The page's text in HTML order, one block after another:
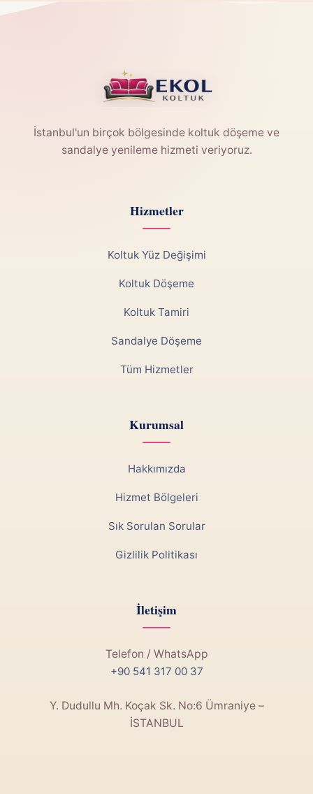
İstanbul'un birçok bölgesinde koltuk döşeme ve
sandalye yenileme hizmeti veriyoruz.
Hizmetler
Koltuk Yüz Değişimi
Koltuk Döşeme
Koltuk Tamiri
Sandalye Döşeme
Tüm Hizmetler
Kurumsal
Hakkımızda
Hizmet Bölgeleri
Sık Sorulan Sorular
Gizlilik Politikası
İletişim
Telefon / WhatsApp
+90 541 317 00 37
Y. Dudullu Mh. Koçak Sk. No:6 Ümraniye –
İSTANBUL